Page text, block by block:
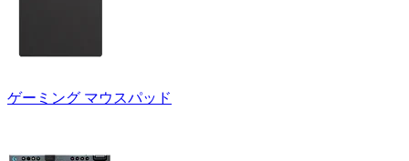
ゲーミング マウスパッド